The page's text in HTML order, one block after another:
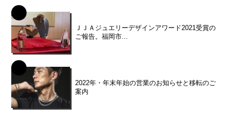
ＪＪＡジュエリーデザインアワード2021受賞の
ご報告。福岡市...
2022年・年末年始の営業のお知らせと移転のご
案内